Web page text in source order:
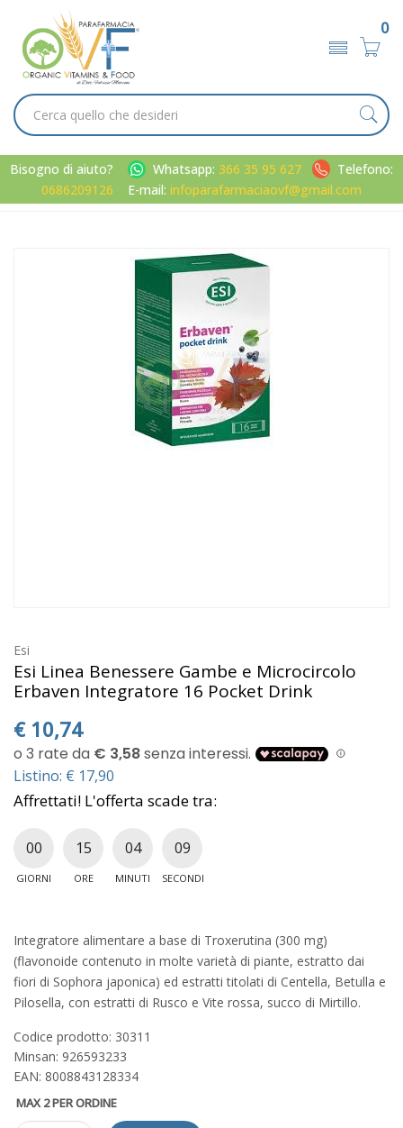
0
Bisogno di aiuto? Whatsapp: 366 35 95 627
Telefono:
0686209126
E-mail: infoparafarmaciaovf@gmail.com
Esi Linea Benessere Gambe e Microcircolo Erbaven
Integratore 16 Pocket Drink
Esi
Esi Linea Benessere Gambe e Microcircolo
Erbaven Integratore 16 Pocket Drink
€ 10,74
Listino: € 17,90
Affrettati! L'offerta scade tra:
00
GIORNI
15
ORE
04
MINUTI
08
SECONDI
Integratore alimentare a base di Troxerutina (300 mg)
(flavonoide contenuto in molte varietà di piante, estratto dai
fiori di Sophora japonica) ed estratti titolati di Centella, Betulla e
Pilosella, con estratti di Rusco e Vite rossa, succo di Mirtillo.
Codice prodotto: 30311
Minsan: 926593233
EAN: 8008843128334
MAX 2 PER ORDINE